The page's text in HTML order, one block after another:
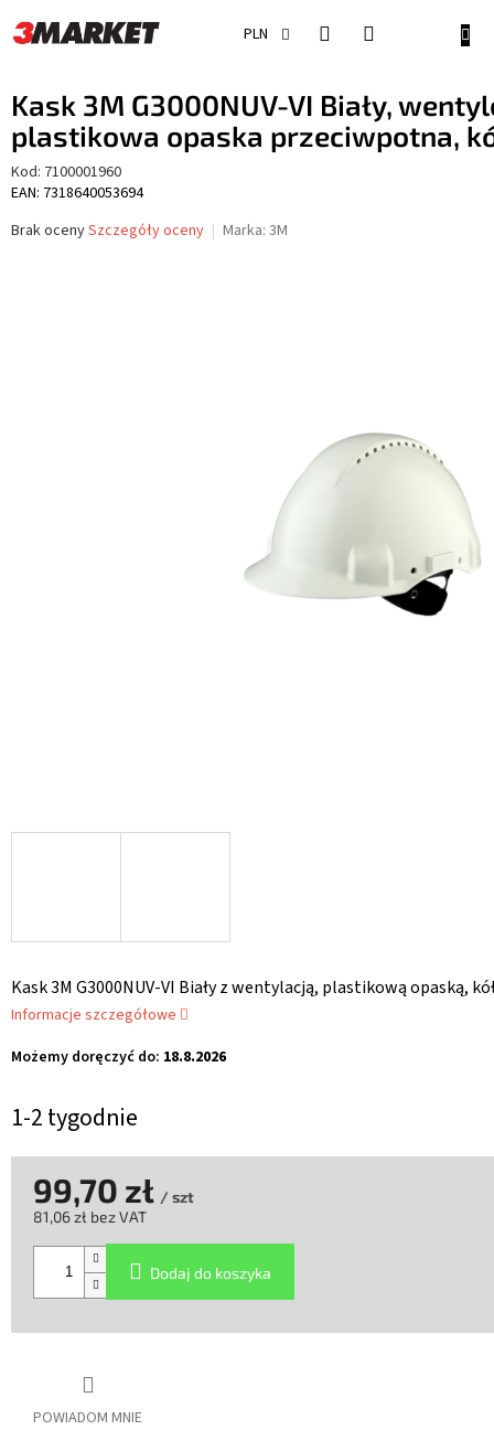
do
treści
PLN
Kask 3M G3000NUV-VI Biały,
plastikowa opaska przeciwpotna,
Kod: 7100001960
EAN: 7318640053694
Średnia
Brak ocenySzczegóły oceny Marka: 3M
1-2 tygodnie
Możemy doręczyć do: 18.8.2026
Kask 3M G3000NUV-VI Biały z wentylacją, plastikową opaską,
Informacje szczegółowe
POWIADOM MNIE
99,70 zł / szt
81,06 zł bez VAT
jednostkowa:
Dodaj do koszyka